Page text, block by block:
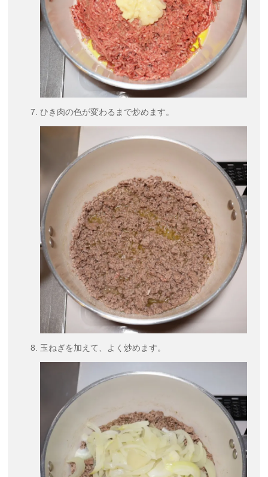
ひき肉の色が変わるまで炒めます。
玉ねぎを加えて、よく炒めます。